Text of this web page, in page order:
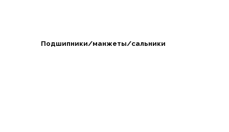
Подшипники/манжеты/сальники